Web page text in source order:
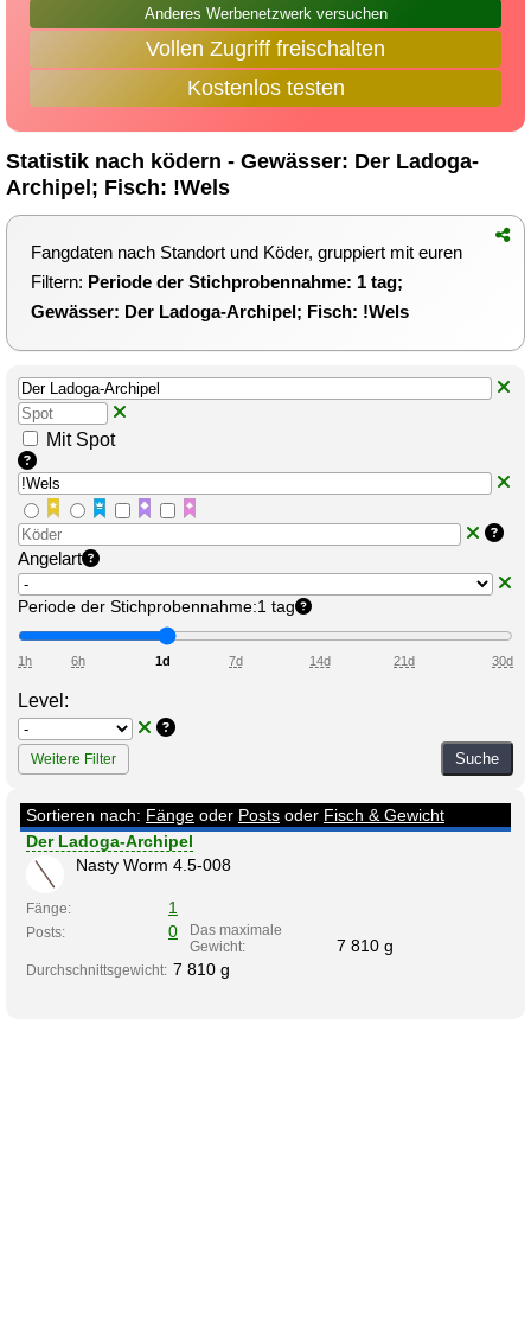
Anderes Werbenetzwerk versuchen
Vollen Zugriff freischalten
Kostenlos testen
Statistik nach ködern - Gewässer: Der Ladoga-
Archipel; Fisch: !Wels
Fangdaten nach Standort und Köder, gruppiert mit euren
Filtern: Periode der Stichprobennahme: 1 tag;
Gewässer: Der Ladoga-Archipel; Fisch: !Wels
Sortieren nach: Fänge oder Posts oder Fisch & Gewicht
Der Ladoga-Archipel
Nasty Worm 4.5-008
Fänge: 1
Posts: 0
Das maximale
Gewicht:
7 810 g
Durchschnittsgewicht: 7 810 g
Mit Spot
Angelart
Periode der Stichprobennahme:1 tag
1h 6h 1d 7d 14d 21d 30d
Level:
Weitere Filter Suche